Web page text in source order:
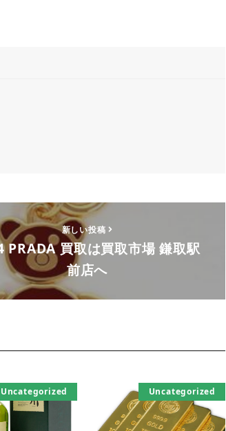
新しい投稿
PRADA 買取は買取市場 鎌取駅
前店へ
Uncategorized Uncategorized